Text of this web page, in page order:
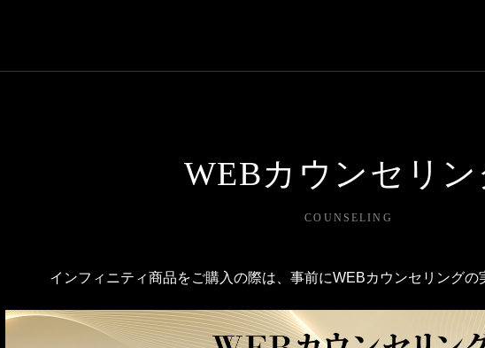
WEBカウンセリン
COUNSELING
インフィニティ商品をご購入の際は、事前にWEBカウンセリングの